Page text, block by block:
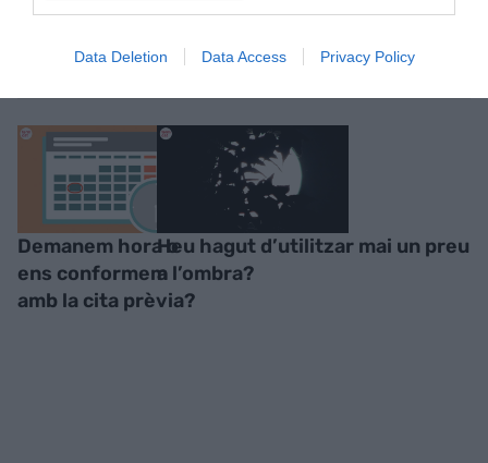
Data Deletion Data Access Privacy Policy
Demanem hora o
ens conformem
amb la cita prèvia?
Heu hagut d’utilitzar mai un preu
a l’ombra?